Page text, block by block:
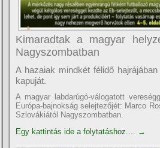
Kimaradtak a magyar
Nagyszombatban
A hazaiak mindkét félidő
kapuját.
A magyar labdarúgó-válogatott
Európa-bajnokság selejtezőjét: Marco
Szlovákiától Nagyszombatban.
Egy kattintás ide a folytatáshoz....
→